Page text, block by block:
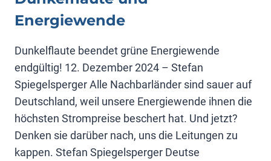
Energiewende
Dunkelflaute beendet grüne Energiewende
endgültig! 12. Dezember 2024 – Stefan
Spiegelsperger Alle Nachbarländer sind sauer auf
Deutschland, weil unsere Energiewende ihnen die
höchsten Strompreise beschert hat. Und jetzt?
Denken sie darüber nach, uns die Leitungen zu
kappen. Stefan Spiegelsperger Deutse